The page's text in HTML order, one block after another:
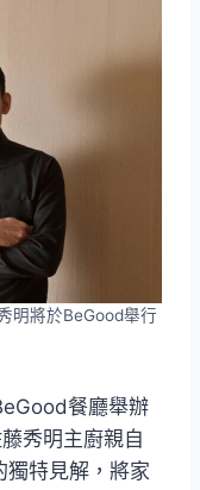
明將於BeGood舉行
餐廳舉辦
秀明主廚親自
獨特見解，將家